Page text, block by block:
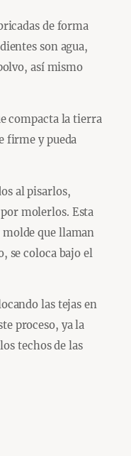
de forma
son agua,
así mismo
compacta la tierra
firme y pueda
al pisarlos,
molerlos. Esta
molde que llaman
se coloca bajo el
las tejas en
proceso, ya la
techos de las